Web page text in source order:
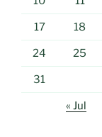
17 18
24 25
31
« Jul